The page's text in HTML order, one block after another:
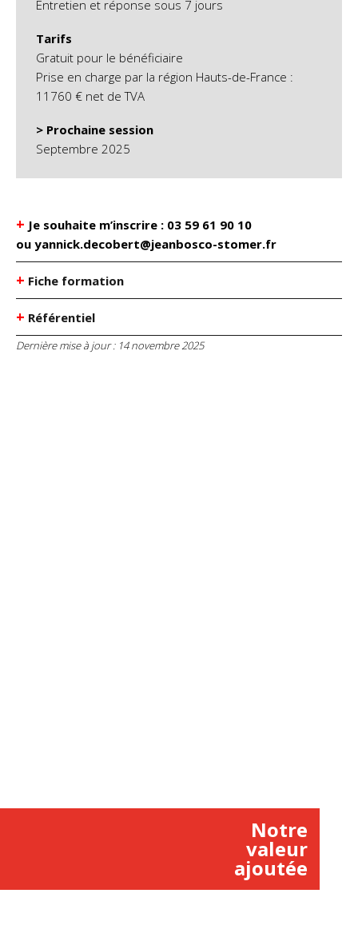
Entretien et réponse sous 7 jours
Tarifs
Gratuit pour le bénéficiaire
Prise en charge par la région Hauts-de-France :
11760 € net de TVA
> Prochaine session
Septembre 2025
+ Je souhaite m’inscrire : 03 59 61 90 10
ou yannick.decobert@jeanbosco-stomer.fr
+ Fiche formation
+ Référentiel
Dernière mise à jour : 14 novembre 2025
Notre
valeur
ajoutée